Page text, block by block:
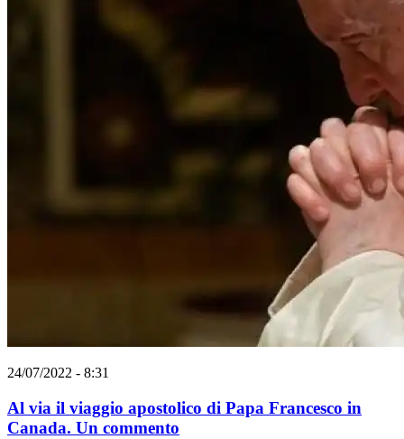
24/07/2022 - 8:31
Al via il viaggio apostolico di Papa Francesco in
Canada. Un commento